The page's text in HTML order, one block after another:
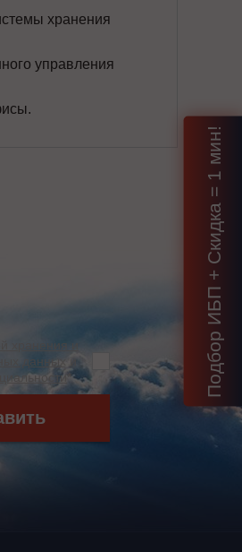
хранения
управления
хранения и
данных
и
* Подбор ИБП + Скидка = 1 мин!